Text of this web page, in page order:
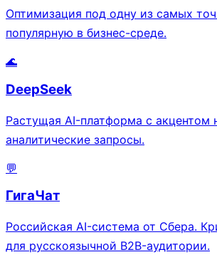
Оптимизация под одну из самых
популярную в бизнес-среде.
🌊
DeepSeek
Растущая AI-платформа с акцентом
аналитические запросы.
💬
ГигаЧат
Российская AI-система от Сбера.
для русскоязычной B2B-аудитории.